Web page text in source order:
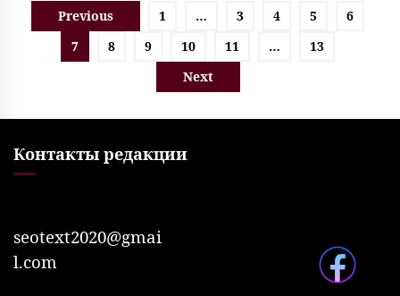
Пагинация
записей
Previous 1 … 3 4 5
6
7
8 9 10 11 …
13
Next
Контакты редакции
seotext2020@gmai
l.com